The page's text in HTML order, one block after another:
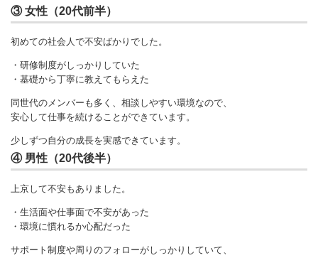
③ 女性（20代前半）
初めての社会人で不安ばかりでした。
・研修制度がしっかりしていた
・基礎から丁寧に教えてもらえた
同世代のメンバーも多く、相談しやすい環境なので、
安心して仕事を続けることができています。
少しずつ自分の成長を実感できています。
④ 男性（20代後半）
上京して不安もありました。
・生活面や仕事面で不安があった
・環境に慣れるか心配だった
サポート制度や周りのフォローがしっかりしていて、